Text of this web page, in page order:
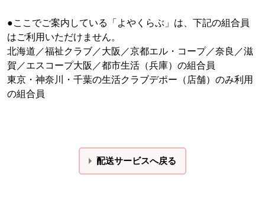
●ここでご案内している「よやくらぶ」は、下記の組合員
はご利用いただけません。
北海道／福祉クラブ／大阪／京都エル・コープ／奈良／滋
賀／エスコープ大阪／都市生活（兵庫）の組合員
東京・神奈川・千葉の生活クラブデポー（店舗）のみ利用
の組合員
配送サービスへ戻る